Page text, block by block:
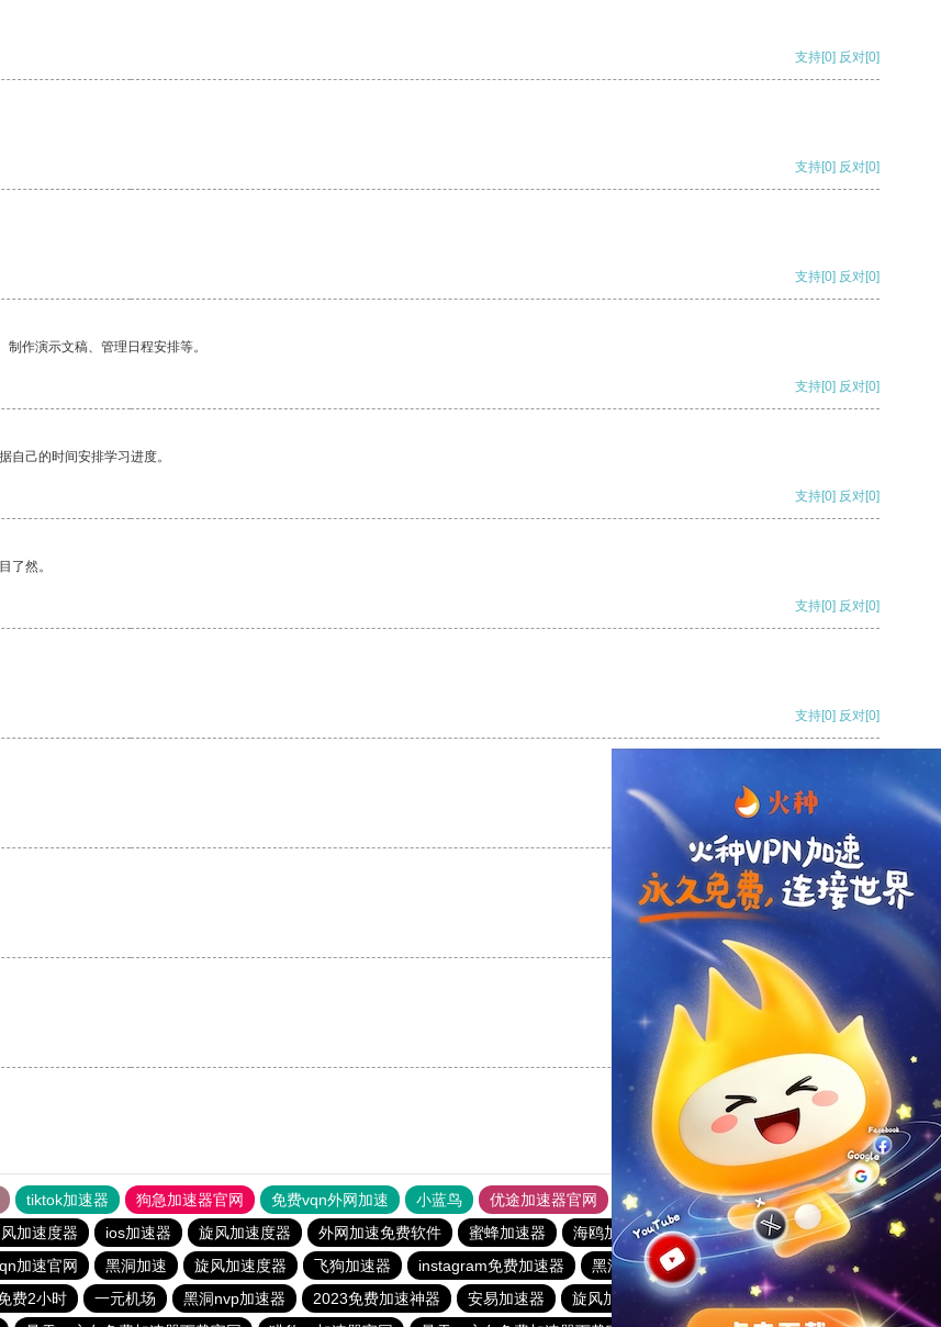
支持[0] 反对[0]
支持[0] 反对[0]
支持[0] 反对[0]
作演示文稿、管理日程安排等。
支持[0] 反对[0]
自己的时间安排学习进度。
支持[0] 反对[0]
了然。
支持[0] 反对[0]
支持[0] 反对[0]
反对
反对[0]
tiktok加速器 狗急加速器官网 免费vqn外网加速 小蓝鸟 优途加速器官网 风驰加速器 旋风加速器
八戒看书
加速度器 ios加速器 旋风加速度器 外网加速免费软件 蜜蜂加速器 海鸥加速器
酷通加速器官网
加速官网 黑洞加速 旋风加速度器 飞狗加速器 instagram免费加速器 黑洞vp永久加速器
快连加速器app
费2小时 一元机场 黑洞nvp加速器 2023免费加速神器 安易加速器 旋风加速度器 飞鱼加速器
黑洞永久加速器